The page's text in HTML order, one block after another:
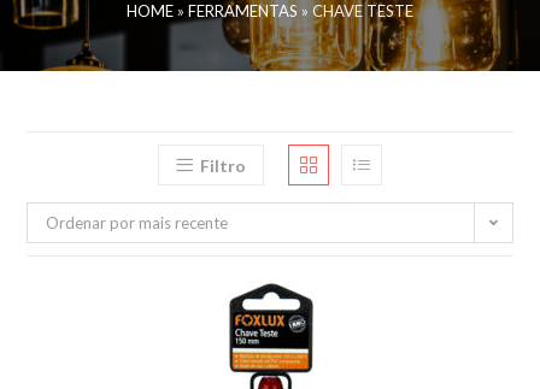
HOME » FERRAMENTAS» CHAVE TESTE
Filtro
Ordenar por mais recente